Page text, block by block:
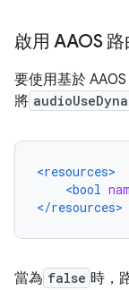
啟用 AAOS 路
要使用基於
將
<resources>
<bool
</resources>
當為 false 時，